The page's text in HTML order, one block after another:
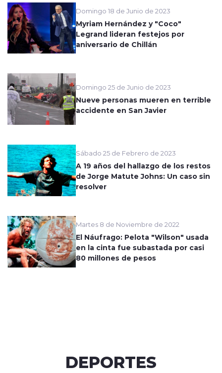
Domingo 18 de Junio de 2023
Myriam Hernández y "Coco"
Legrand lideran festejos por
aniversario de Chillán
Domingo 25 de Junio de 2023
Nueve personas mueren en terrible
accidente en San Javier
Sábado 25 de Febrero de 2023
A 19 años del hallazgo de los restos
de Jorge Matute Johns: Un caso sin
resolver
Martes 8 de Noviembre de 2022
El Náufrago: Pelota "Wilson" usada
en la cinta fue subastada por casi
80 millones de pesos
DEPORTES